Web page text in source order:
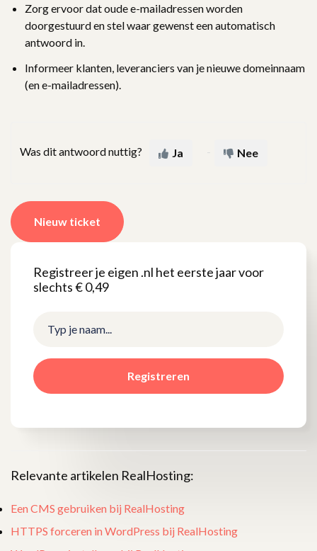
Zorg ervoor dat oude e-mailadressen worden
doorgestuurd en stel waar gewenst een automatisch
antwoord in.
Informeer klanten, leveranciers van je nieuwe domeinnaam
(en e-mailadressen).
Was dit antwoord nuttig? Ja Nee
Nieuw ticket
Registreer je eigen .nl het eerste jaar voor
slechts € 0,49
Registreren
Relevante artikelen RealHosting:
Een CMS gebruiken bij RealHosting
HTTPS forceren in WordPress bij RealHosting